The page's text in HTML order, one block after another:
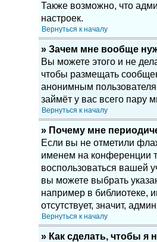
Также возможно, что
настроек.
Вернуться к началу
» Зачем мне вообще
Вы можете этого и не
чтобы размещать
анонимным
займёт у вас всего пару
Вернуться к началу
» Почему мне
Если вы не отметили
именем на конференции
воспользоваться вашей
вы можете выбрать
например в библиотеке,
отсутствует, значит,
Вернуться к началу
» Как сделать, чтобы я